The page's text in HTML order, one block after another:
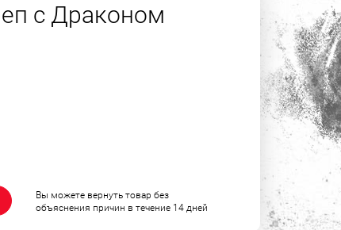
с Драконом
Вы можете вернуть товар без
объяснения причин в течение 14 дней